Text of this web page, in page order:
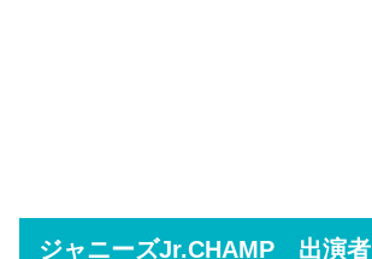
ジャニーズJr.CHAMP 出演者